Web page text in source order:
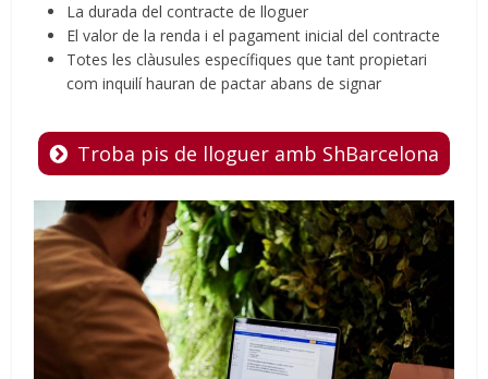
La durada del contracte de lloguer
El valor de la renda i el pagament inicial del contracte
Totes les clàusules específiques que tant propietari
com inquilí hauran de pactar abans de signar
Troba pis de lloguer amb ShBarcelona